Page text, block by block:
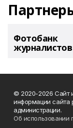
Фотобанк
© 2020-2026 Сайт
информации сайта
администрации.
Об использовании